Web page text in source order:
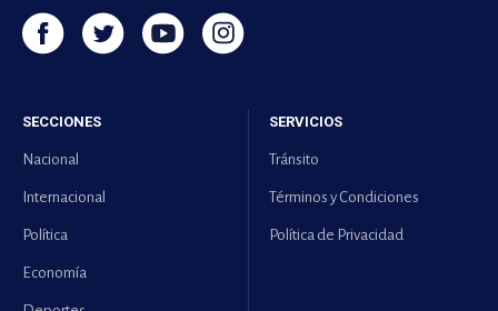
SECCIONES
Nacional
Internacional
Política
Economía
SERVICIOS
Tránsito
Términos y Condiciones
Política de Privacidad